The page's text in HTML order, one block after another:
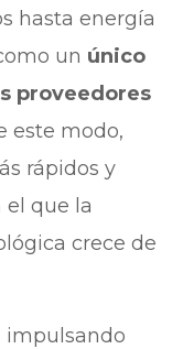
hasta energía
un único
proveedores
este modo,
rápidos y
que la
crece de
impulsando